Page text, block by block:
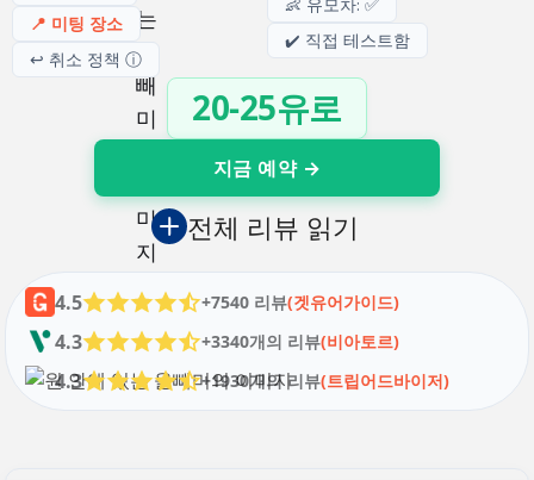
📍 미팅 장소
↩️ 취소 정책 ⓘ
👶 유모차: ✅
✔️ 직접 테스트함
20-25유로
지금 예약 →
전체 리뷰 읽기
+7540 리뷰(겟유어가이드)
4.5
+3340개의 리뷰(비아토르)
4.3
+1930개의 리뷰(트립어드바이저)
4.3